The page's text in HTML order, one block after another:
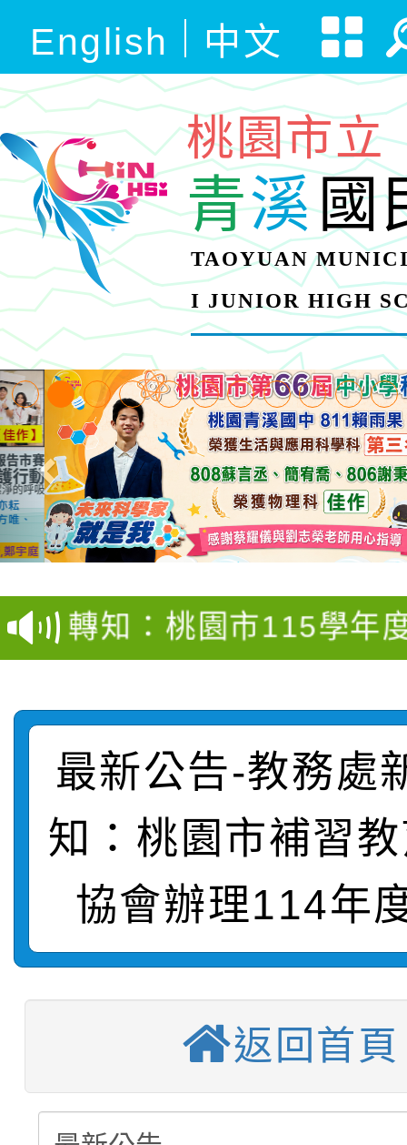
English 中文
桃園市立
青溪國
TAOYUAN
I JUNIOR HIGH
【甄選結果(第4招)】
學年度第1學期第9次代
結果(第4招)
【甄選結果(第12招)】
學年度第1學期第7次代
結果(第12招)
轉知：桃園市115學年
賽及師生本土語及新住
賽實施要點
轉知：「桃園市115學
比賽實施要點」
轉知：「115年金融知
動辦法」
轉知臺中市政府政風處
城市手牽手，綠能透明
畫影片一案
轉知：「115學年度全
劇比賽實施要點」及修
表
轉知：桃園市115年度
敬師藝文競賽』實施計
【甄選結果(第11招)】
學年度第1學期第7次代
結果(第11招)
【甄選結果(第3招)】
學年度第1學期第9次
結果(第3招)
學年度第1學期第9次
結果(第4招)
【甄選結果(第12招)】
學年度第1學期第7次代
轉知：桃園市115學年
最新公告-教務處
知：桃園市補習
協會辦理114年
返回首頁